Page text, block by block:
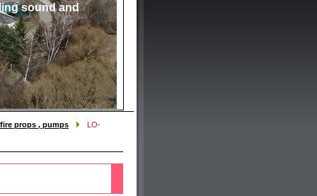
sound and
props , pumps LO-